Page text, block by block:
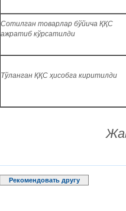
Сотилган товарлар бўйича ҚҚС
ажратиб кўрсатилди
Тўланган ҚҚС ҳисобга киритилди
Рекомендовать другу